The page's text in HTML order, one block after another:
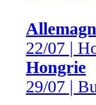
22/07 |
Hongrie
29/07 |